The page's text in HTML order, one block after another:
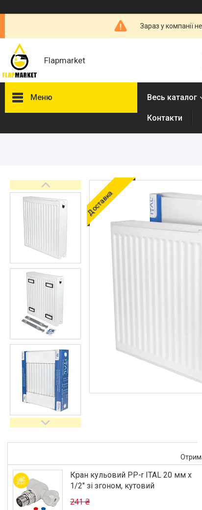
Зараз у компанії
Flapmarket
Меню
Душові трапи, дренажні
канали
Аксесуари для ванної
Запчастини та комплектуючі
Гнучкі шланги (підведення)
Кухонні мийки
Матеріали для влаштування
теплої підлоги
Запірно-регулююча
арматура
Фільтри для води
Насосне обладнання
Інструмент
Пакувальні сантехнічні
Весь каталог
Контакти
Доставка
241 ₴
Кран кульовий PP-r ITAL 20 мм х
1/2" зі згоном, кутовий